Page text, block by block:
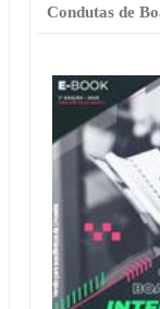
Condutas de